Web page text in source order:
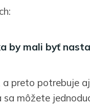
by mali byť
a preto potrebuje
sa môžete